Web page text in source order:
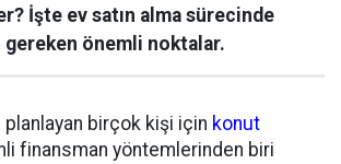
İşte ev satın alma sürecinde
önemli noktalar.
planlayan birçok kişi için konut
finansman yöntemlerinden biri